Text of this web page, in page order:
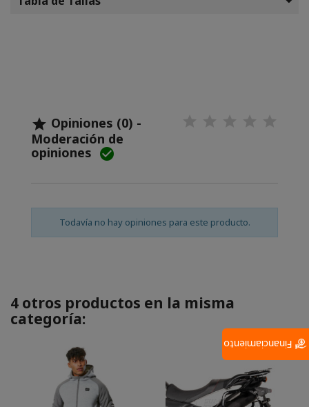
 Opiniones (0) -
Moderación de
opiniones 
Todavía no hay opiniones para este producto.
4 otros productos en la misma
categoría:
Financiamiento